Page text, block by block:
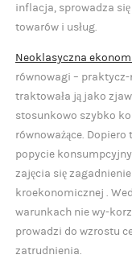
inflacja, sprowadza
towarów i usług.
Neoklasyczna
równowagi –
traktowała ją jako
stosunkowo szybko
równoważące.
popycie
zajęcia się
kroekonomicznej .
warunkach nie wy-
prowadzi do wzrostu
zatrudnienia.